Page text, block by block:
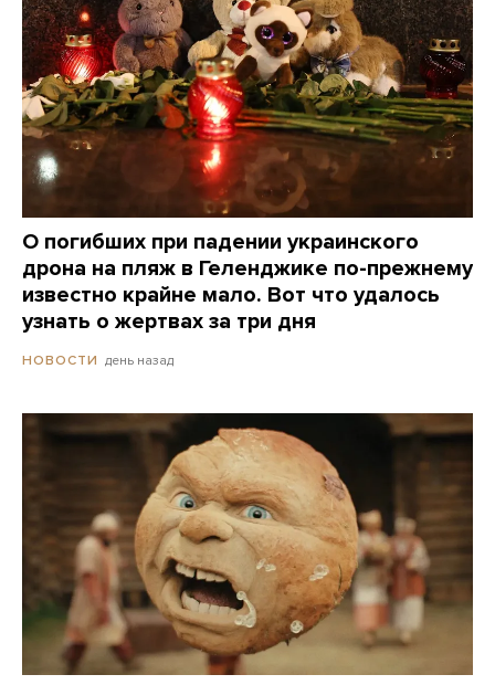
О погибших при падении украинского
дрона на пляж в Геленджике по-прежнему
известно крайне мало. Вот что удалось
узнать о жертвах за три дня
НОВОСТИ день назад